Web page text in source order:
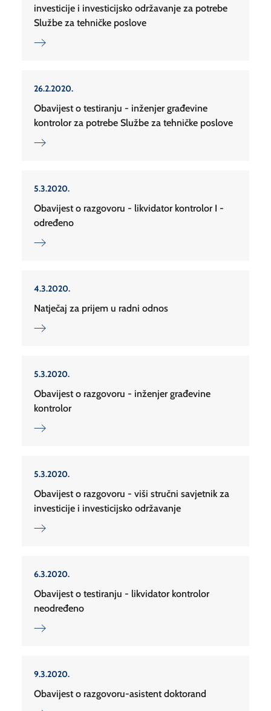
investicije i investicijsko održavanje za potrebe
Službe za tehničke poslove
26.2.2020.
Obavijest o testiranju - inženjer građevine
kontrolor za potrebe Službe za tehničke poslove
5.3.2020.
Obavijest o razgovoru - likvidator kontrolor I -
određeno
4.3.2020.
Natječaj za prijem u radni odnos
5.3.2020.
Obavijest o razgovoru - inženjer građevine
kontrolor
5.3.2020.
Obavijest o razgovoru - viši stručni savjetnik za
investicije i investicijsko održavanje
6.3.2020.
Obavijest o testiranju - likvidator kontrolor
neodređeno
9.3.2020.
Obavijest o razgovoru-asistent doktorand